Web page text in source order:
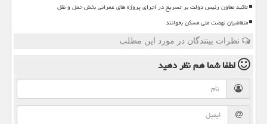
تاکید معاون رئیس دولت بر تسریع در اجرای پروژه های عمرانی بخش حمل و نقل
متقاضیان نهضت ملی مسکن بخوانند
نظرات بینندگان در مورد این مطلب
لطفا شما همنظر دهید